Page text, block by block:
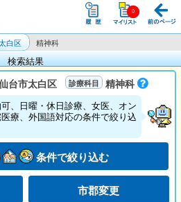
白区 精神科
検索結果
台市太白区 精神科
、日曜・休日診療、女医、オン
療、外国語対応の条件で絞り込
条件で絞り込む
市郡変更